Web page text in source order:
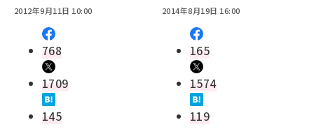
2012年9月11日 10:00
768
1709
145
2014年8月19日 16:00
165
1574
119